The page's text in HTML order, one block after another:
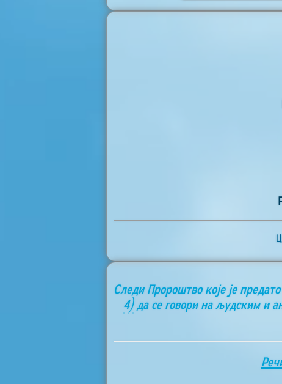
Следи Пророштво које је
4)да се говори на људским и